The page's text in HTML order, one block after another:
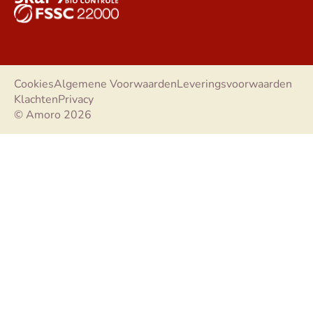
© Amoro 2026
CookiesAlgemene VoorwaardenLeveringsvoorwaarden
KlachtenPrivacy